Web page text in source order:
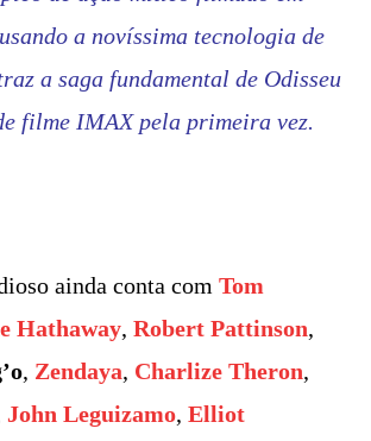
a novíssima tecnologia de
a saga fundamental de Odisseu
filme IMAX pela primeira vez.
ainda conta com Tom
Hathaway, Robert Pattinson,
, Zendaya, Charlize Theron,
John Leguizamo, Elliot